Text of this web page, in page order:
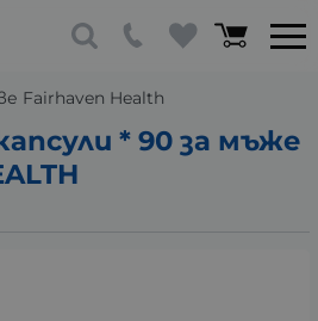
Fairhaven Health
* 90 за мъже